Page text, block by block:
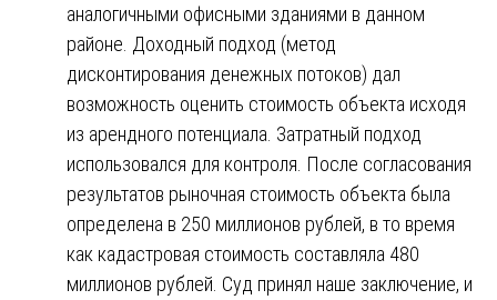
аналогичными офисными зданиями в данном
районе. Доходный подход (метод
дисконтирования денежных потоков) дал
возможность оценить стоимость объекта исходя
из арендного потенциала. Затратный подход
использовался для контроля. После согласования
результатов рыночная стоимость объекта была
определена в 250 миллионов рублей, в то время
как кадастровая стоимость составляла 480
миллионов рублей. Суд принял наше заключение, и